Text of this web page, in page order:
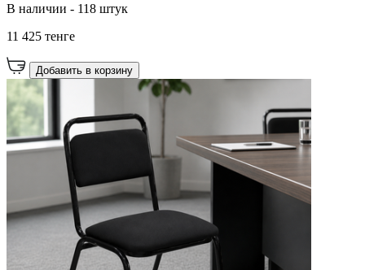
В наличии - 118 штук
11 425 тенге
Добавить в корзину